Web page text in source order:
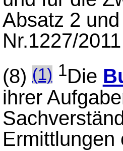
Absatz 2
Nr.1227/
(8)(1) 1Die
ihrer
Ermittlungen